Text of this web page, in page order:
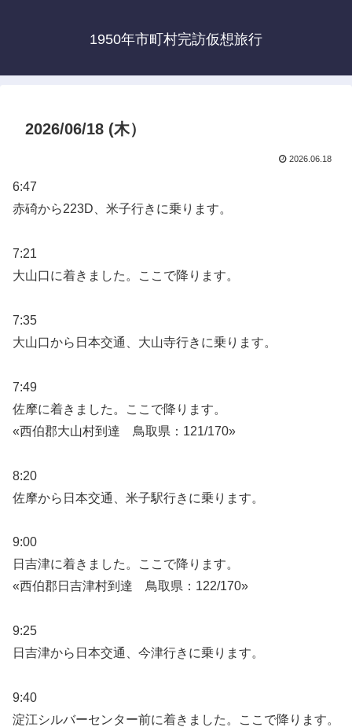
1950年市町村完訪仮想旅行
2026/06/18 (木）
2026.06.18
6:47
赤碕から223D、米子行きに乗ります。
7:21
大山口に着きました。ここで降ります。
7:35
大山口から日本交通、大山寺行きに乗ります。
7:49
佐摩に着きました。ここで降ります。
«西伯郡大山村到達 鳥取県：121/170»
8:20
佐摩から日本交通、米子駅行きに乗ります。
9:00
日吉津に着きました。ここで降ります。
«西伯郡日吉津村到達 鳥取県：122/170»
9:25
日吉津から日本交通、今津行きに乗ります。
9:40
淀江シルバーセンター前に着きました。ここで降ります。